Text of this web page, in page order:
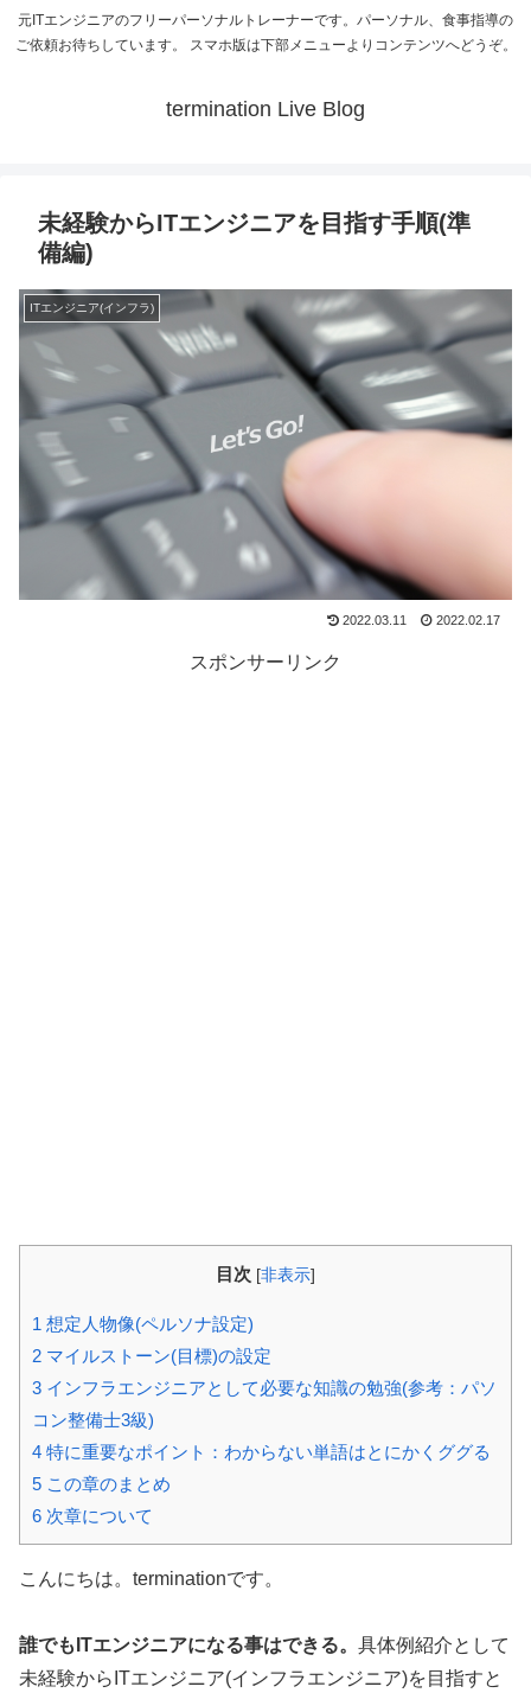
元ITエンジニアのフリーパーソナルトレーナーです。パーソナル、食事指導の
ご依頼お待ちしています。 スマホ版は下部メニューよりコンテンツへどうぞ。
termination Live Blog
未経験からITエンジニアを目指す手順(準
備編)
ITエンジニア(インフラ)
2022.03.11 2022.02.17
スポンサーリンク
目次 [非表示]
1 想定人物像(ペルソナ設定)
2 マイルストーン(目標)の設定
3 インフラエンジニアとして必要な知識の勉強(参考：パソ
コン整備士3級)
4 特に重要なポイント：わからない単語はとにかくググる
5 この章のまとめ
6 次章について
こんにちは。terminationです。
誰でもITエンジニアになる事はできる。 具体例紹介として
未経験からITエンジニア(インフラエンジニア)を目指すと